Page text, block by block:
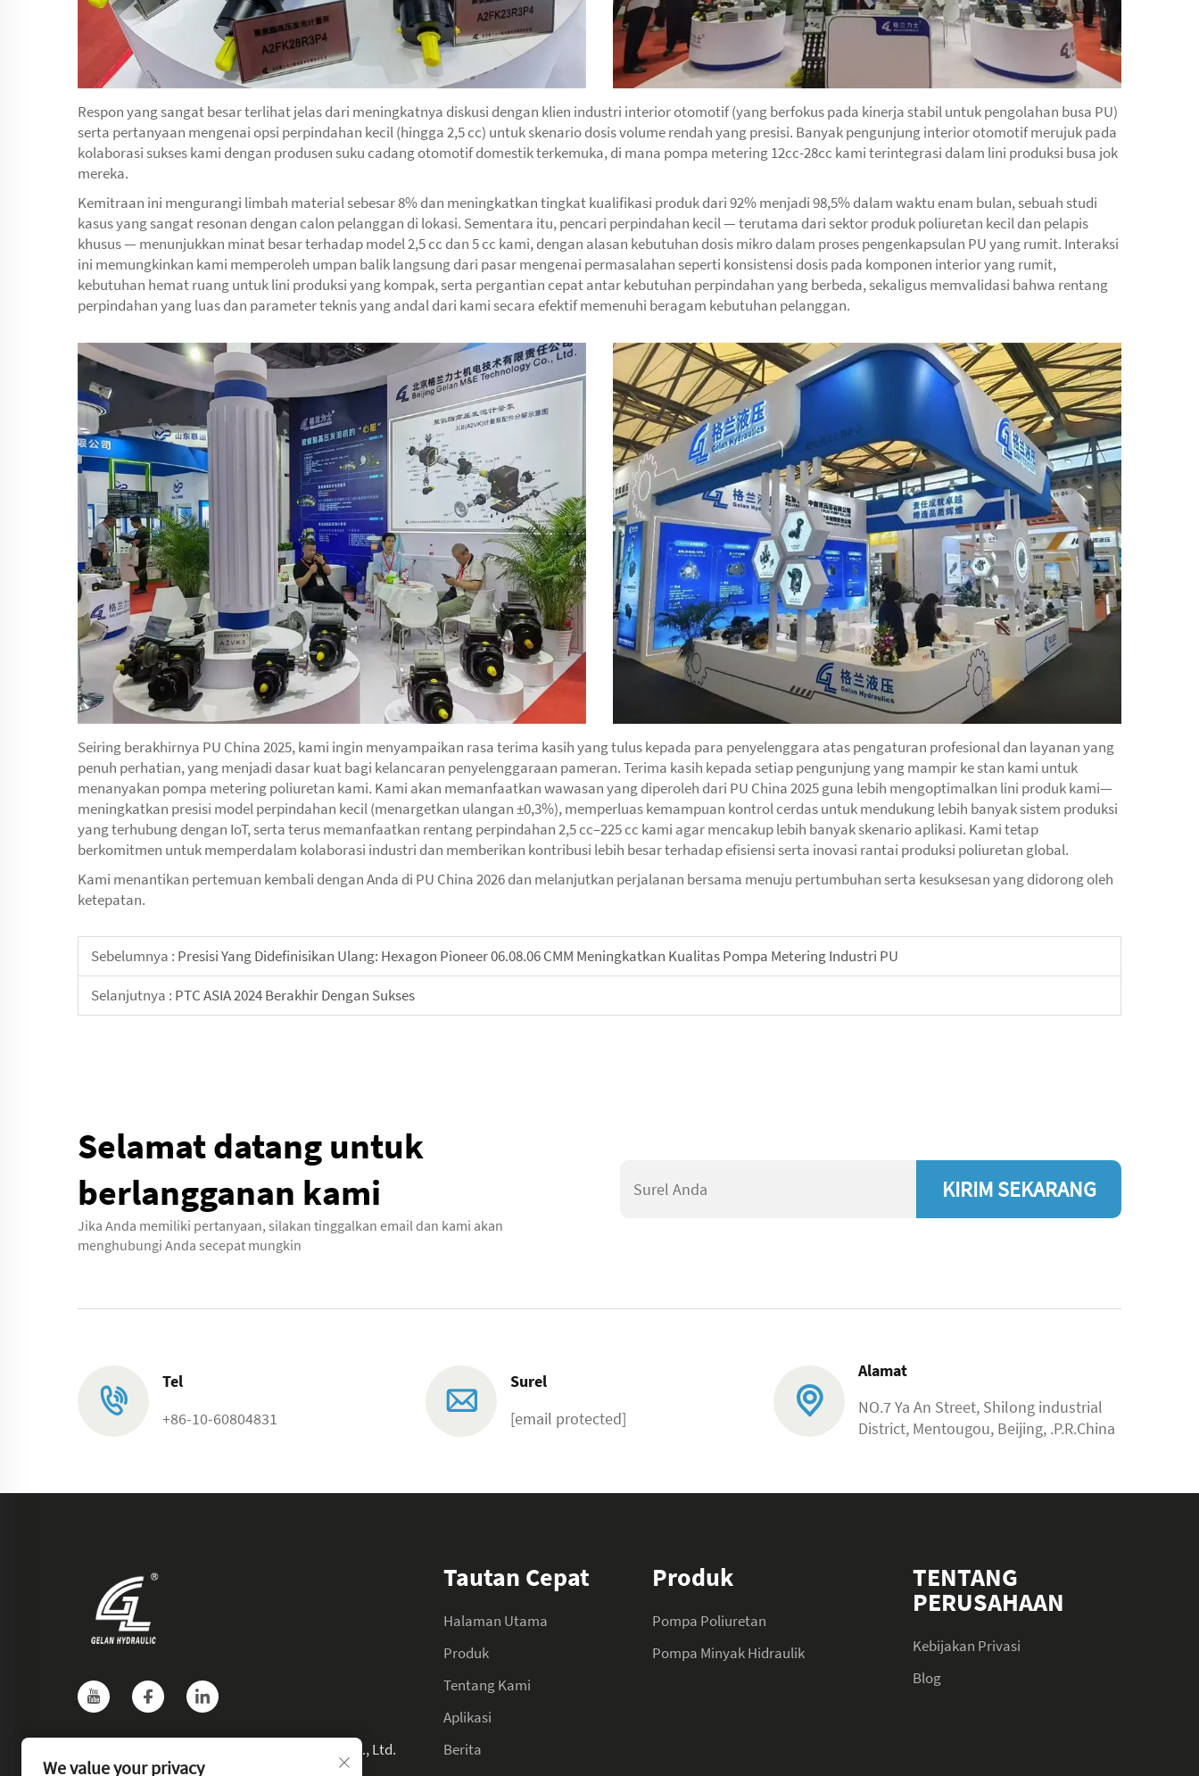
Respon yang sangat besar terlihat jelas dari meningkatnya diskusi dengan klien industri interior otomotif (yang berfokus pada kinerja stabil untuk pengolahan busa PU)
serta pertanyaan mengenai opsi perpindahan kecil (hingga 2,5 cc) untuk skenario dosis volume rendah yang presisi. Banyak pengunjung interior otomotif merujuk pada
kolaborasi sukses kami dengan produsen suku cadang otomotif domestik terkemuka, di mana pompa metering 12cc-28cc kami terintegrasi dalam lini produksi busa jok
mereka.
Kemitraan ini mengurangi limbah material sebesar 8% dan meningkatkan tingkat kualifikasi produk dari 92% menjadi 98,5% dalam waktu enam bulan, sebuah studi
kasus yang sangat resonan dengan calon pelanggan di lokasi. Sementara itu, pencari perpindahan kecil — terutama dari sektor produk poliuretan kecil dan pelapis
khusus — menunjukkan minat besar terhadap model 2,5 cc dan 5 cc kami, dengan alasan kebutuhan dosis mikro dalam proses pengenkapsulan PU yang rumit. Interaksi
ini memungkinkan kami memperoleh umpan balik langsung dari pasar mengenai permasalahan seperti konsistensi dosis pada komponen interior yang rumit,
kebutuhan hemat ruang untuk lini produksi yang kompak, serta pergantian cepat antar kebutuhan perpindahan yang berbeda, sekaligus memvalidasi bahwa rentang
perpindahan yang luas dan parameter teknis yang andal dari kami secara efektif memenuhi beragam kebutuhan pelanggan.
Seiring berakhirnya PU China 2025, kami ingin menyampaikan rasa terima kasih yang tulus kepada para penyelenggara atas pengaturan profesional dan layanan yang
penuh perhatian, yang menjadi dasar kuat bagi kelancaran penyelenggaraan pameran. Terima kasih kepada setiap pengunjung yang mampir ke stan kami untuk
menanyakan pompa metering poliuretan kami. Kami akan memanfaatkan wawasan yang diperoleh dari PU China 2025 guna lebih mengoptimalkan lini produk kami—
meningkatkan presisi model perpindahan kecil (menargetkan ulangan ±0,3%), memperluas kemampuan kontrol cerdas untuk mendukung lebih banyak sistem produksi
yang terhubung dengan IoT, serta terus memanfaatkan rentang perpindahan 2,5 cc–225 cc kami agar mencakup lebih banyak skenario aplikasi. Kami tetap
berkomitmen untuk memperdalam kolaborasi industri dan memberikan kontribusi lebih besar terhadap efisiensi serta inovasi rantai produksi poliuretan global.
Kami menantikan pertemuan kembali dengan Anda di PU China 2026 dan melanjutkan perjalanan bersama menuju pertumbuhan serta kesuksesan yang didorong oleh
ketepatan.
Sebelumnya : Presisi Yang Didefinisikan Ulang: Hexagon Pioneer 06.08.06 CMM Meningkatkan Kualitas Pompa Metering Industri PU
Selanjutnya : PTC ASIA 2024 Berakhir Dengan Sukses
Selamat datang untuk
berlangganan kami
Jika Anda memiliki pertanyaan, silakan tinggalkan email dan kami akan
menghubungi Anda secepat mungkin
KIRIM SEKARANG
Tel
+86-10-60804831
Surel
[email protected]
Alamat
NO.7 Ya An Street, Shilong industrial
District, Mentougou, Beijing, .P.R.China
Hak Cipta © Beijing Gelan M&E Technology Co., Ltd.
Seluruh Hak Dilindungi.
Tautan Cepat
Halaman Utama
Produk
Tentang Kami
Aplikasi
Berita
Produk
Pompa Poliuretan
Pompa Minyak Hidraulik
TENTANG
PERUSAHAAN
Kebijakan Privasi
Blog
We value your privacy